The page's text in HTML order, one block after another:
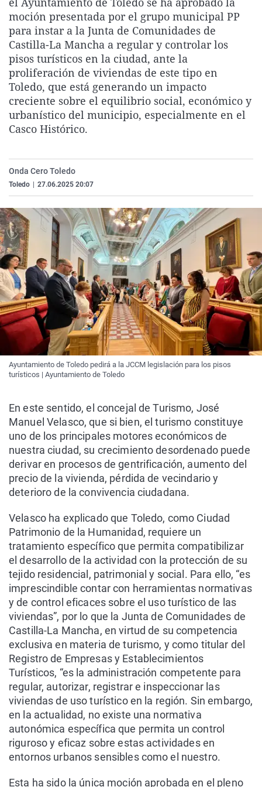
La rosa de los vientos
Gente viajera
Como el perro y el
Caso
Retornados
Equipo de
Operación Viuda
Extremadura
Galicia
La Rioja
Navarra
País Vasco
Virales
Televisión
Elecciones
moción presentada por el grupo municipal PP
para instar a la Junta de Comunidades de
Castilla-La Mancha a regular y controlar los
pisos turísticos en la ciudad, ante la
proliferación de viviendas de este tipo en
Toledo, que está generando un impacto
creciente sobre el equilibrio social, económico y
urbanístico del municipio, especialmente en el
Casco Histórico.
Onda Cero Toledo
Toledo 27.06.2025 20:07
Ayuntamiento de Toledo pedirá a la JCCM legislación para los pisos
turísticos | Ayuntamiento de Toledo
En este sentido, el concejal de Turismo, José
Manuel Velasco, que si bien, el turismo constituye
uno de los principales motores económicos de
nuestra ciudad, su crecimiento desordenado puede
derivar en procesos de gentrificación, aumento del
precio de la vivienda, pérdida de vecindario y
deterioro de la convivencia ciudadana.
Velasco ha explicado que Toledo, como Ciudad
Patrimonio de la Humanidad, requiere un
tratamiento específico que permita compatibilizar
el desarrollo de la actividad con la protección de su
tejido residencial, patrimonial y social. Para ello, “es
imprescindible contar con herramientas normativas
y de control eficaces sobre el uso turístico de las
viviendas”, por lo que la Junta de Comunidades de
Castilla-La Mancha, en virtud de su competencia
exclusiva en materia de turismo, y como titular del
Registro de Empresas y Establecimientos
Turísticos, “es la administración competente para
regular, autorizar, registrar e inspeccionar las
viviendas de uso turístico en la región. Sin embargo,
en la actualidad, no existe una normativa
autonómica específica que permita un control
riguroso y eficaz sobre estas actividades en
entornos urbanos sensibles como el nuestro.
Esta ha sido la única moción aprobada en el pleno